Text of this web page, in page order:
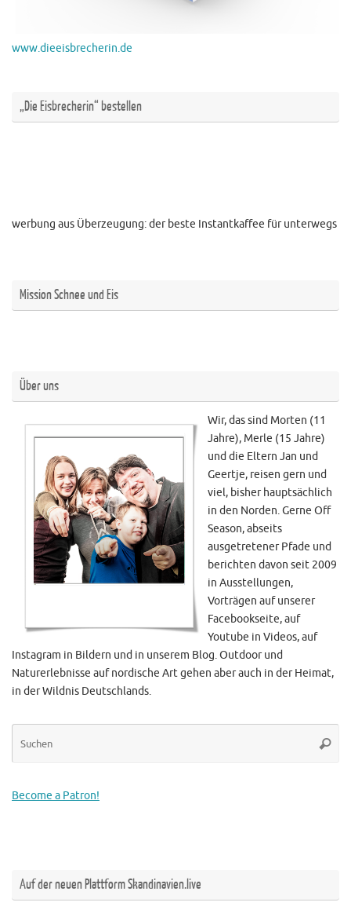
www.dieeisbrecherin.de
„Die Eisbrecherin“ bestellen
werbung aus Überzeugung: der beste Instantkaffee für unterwegs
Mission Schnee und Eis
Über uns
Wir, das sind Morten (11
Jahre), Merle (15 Jahre)
und die Eltern Jan und
Geertje, reisen gern und
viel, bisher hauptsächlich
in den Norden. Gerne Off
Season, abseits
ausgetretener Pfade und
berichten davon seit 2009
in Ausstellungen,
Vorträgen auf unserer
Facebookseite, auf
Youtube in Videos, auf
Instagram in Bildern und in unserem Blog. Outdoor und
Naturerlebnisse auf nordische Art gehen aber auch in der Heimat,
in der Wildnis Deutschlands.
Become a Patron!
Auf der neuen Plattform Skandinavien.live